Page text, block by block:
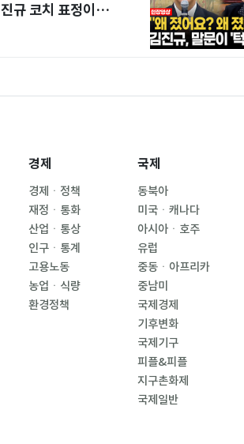
진규 코치 표정이…
경제
경제ㆍ정책
재정ㆍ통화
산업ㆍ통상
인구ㆍ통계
고용노동
농업ㆍ식량
환경정책
국제
동북아
미국ㆍ캐나다
아시아ㆍ호주
유럽
중동ㆍ아프리카
중남미
국제경제
기후변화
국제기구
피플&피플
지구촌화제
국제일반